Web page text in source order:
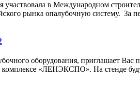
в Международном
рынка опалубочную систему. За
оборудования, приглашает
комплексе «ЛЕНЭКСПО». На стенде